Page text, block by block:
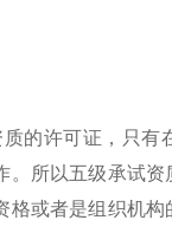
的许可证，只有
所以五级承试
或者是组织机